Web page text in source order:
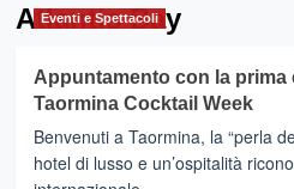
Atlantis Bay
Eventi e Spettacoli
Appuntamento con la prima
Taormina Cocktail Week
Benvenuti a Taormina, la “perla
hotel di lusso e un’ospitalità